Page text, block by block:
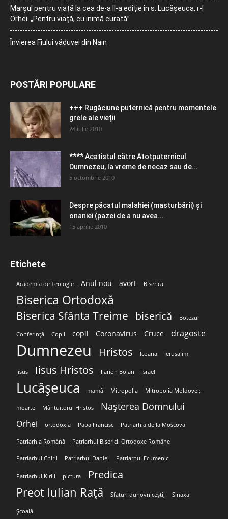
Marșul pentru viață la cea de-a II-a ediție în s. Lucășeuca, r-l
Orhei: „Pentru viață, cu inimă curată”
Învierea Fiului văduvei din Nain
POSTĂRI POPULARE
+++ Rugăciune puternică pentru momentele
grele ale vieţii
28 iulie 2010
**** Acatistul către Atotputernicul
Dumnezeu, la vreme de necaz sau de...
5 octombrie 2010
Despre păcatul malahiei (masturbării) şi
onaniei (pazei de a nu avea...
15 aprilie 2010
Etichete
Academia de Teologie Anul nou avort Biserica
Biserica Ortodoxă
Biserica Sfânta Treime biserică Botezul
Conferință Copii copil Coronavirus Cruce dragoste
Dumnezeu Hristos Icoana Ierusalim
Iisus Iisus Hristos Ilarion Boian Israel
Lucășeuca mamă Mitropolia Mitropolia Moldovei;
moarte Mântuitorul Hristos Nașterea Domnului
Orhei ortodoxia Papa Francisc Patriarhia de la Moscova
Patriarhia Română Patriarhul Bisericii Ortodoxe Române
Patriarhul Chiril Patriarhul Daniel Patriarhul Ecumenic
Patriarhul Kirill pictura Predica
Preot Iulian Rață Sfaturi duhovnicești; Sinaxa
Școală